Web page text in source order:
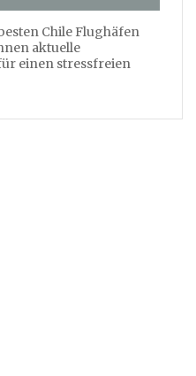
Chile Flughäfen
aktuelle
einen stressfreien